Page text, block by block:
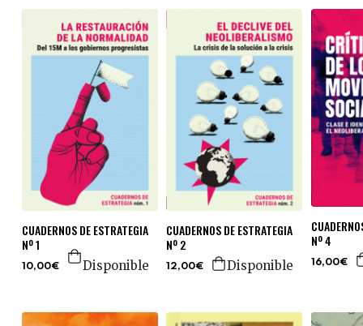
CUADERNOS DE ESTRATEGIA
Nº 1
10,00€ Disponible
CUADERNOS DE ESTRATEGIA
Nº 2
12,00€ Disponible
Nº 4
16,00€